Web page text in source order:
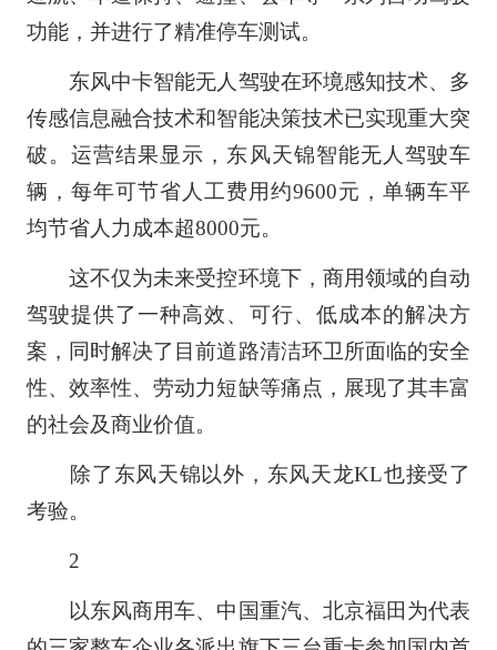
功能，并进行了精准停车测试。
东风中卡智能无人驾驶在环境感知技术、多
传感信息融合技术和智能决策技术已实现重大突
破。运营结果显示，东风天锦智能无人驾驶车
辆，每年可节省人工费用约9600元，单辆车平
均节省人力成本超8000元。
这不仅为未来受控环境下，商用领域的自动
驾驶提供了一种高效、可行、低成本的解决方
案，同时解决了目前道路清洁环卫所面临的安全
性、效率性、劳动力短缺等痛点，展现了其丰富
的社会及商业价值。
除了东风天锦以外，东风天龙KL也接受了
考验。
2
以东风商用车、中国重汽、北京福田为代表